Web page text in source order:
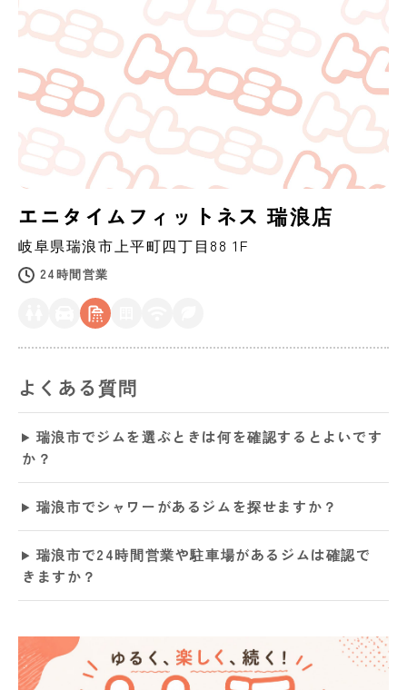
エニタイムフィットネス 瑞浪店
岐阜県瑞浪市上平町四丁目88 1F
24時間営業
よくある質問
瑞浪市でジムを選ぶときは何を確認するとよいです
か？
瑞浪市でシャワーがあるジムを探せますか？
瑞浪市で24時間営業や駐車場があるジムは確認で
きますか？